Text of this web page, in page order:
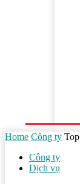
Home Công ty
Công ty
Dịch vụ